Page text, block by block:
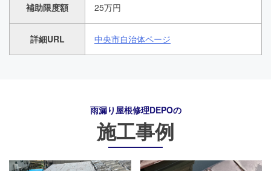
補助限度額 25万円
詳細URL 中央市自治体ページ
雨漏り屋根修理DEPOの
施工事例